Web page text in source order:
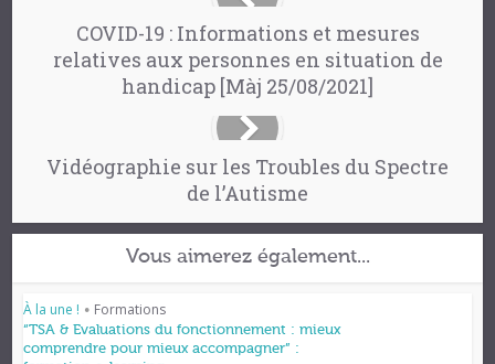
COVID-19 : Informations et mesures
relatives aux personnes en situation de
handicap [Màj 25/08/2021]
Vidéographie sur les Troubles du Spectre
de l’Autisme
Vous aimerez également...
À la une ! • Formations
“TSA & Evaluations du fonctionnement : mieux
comprendre pour mieux accompagner” :